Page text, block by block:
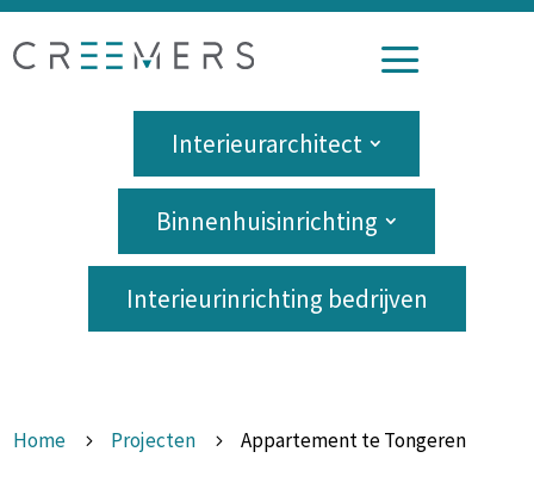
a
Interieurarchitect
Binnenhuisinrichting
Interieurinrichting bedrijven
Home 5 Projecten 5 Appartement te Tongeren